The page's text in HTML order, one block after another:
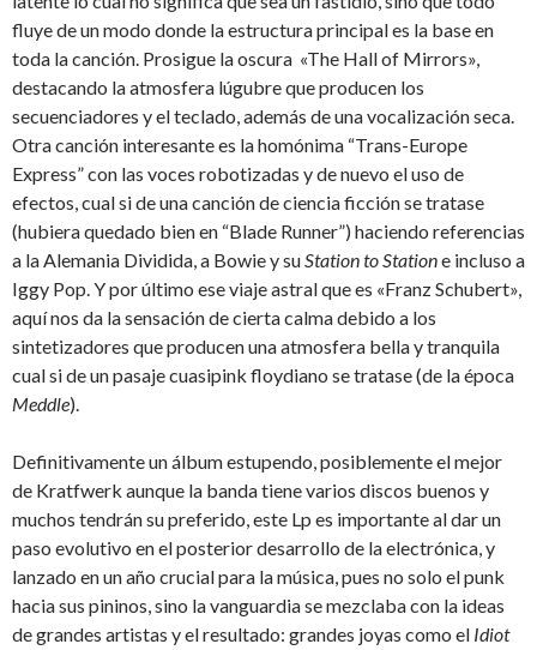
fluye de un modo donde la estructura principal es la base en
toda la canción. Prosigue la oscura «The Hall of Mirrors»,
destacando la atmosfera lúgubre que producen los
secuenciadores y el teclado, además de una vocalización seca.
Otra canción interesante es la homónima “Trans-Europe
Express” con las voces robotizadas y de nuevo el uso de
efectos, cual si de una canción de ciencia ficción se tratase
(hubiera quedado bien en “Blade Runner”) haciendo referencias
a la Alemania Dividida, a Bowie y suStation to Statione incluso a
Iggy Pop. Y por último ese viaje astral que es «Franz Schubert»,
aquí nos da la sensación de cierta calma debido a los
sintetizadores que producen una atmosfera bella y tranquila
cual si de un pasaje cuasipink floydiano se tratase (de la época
Meddle).
Definitivamente un álbum estupendo, posiblemente el mejor
de Kratfwerk aunque la banda tiene varios discos buenos y
muchos tendrán su preferido, este Lp es importante al dar un
paso evolutivo en el posterior desarrollo de la electrónica, y
lanzado en un año crucial para la música, pues no solo el punk
hacia sus pininos, sino la vanguardia se mezclaba con la ideas
de grandes artistas y el resultado: grandes joyas como el Idiot